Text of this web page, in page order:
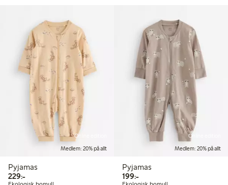
Online edition
Medlem: 20% på allt
Pyjamas
229:-229,00 kr
Online edition
Medlem: 20% på allt
Pyjamas
199:-199,00 kr